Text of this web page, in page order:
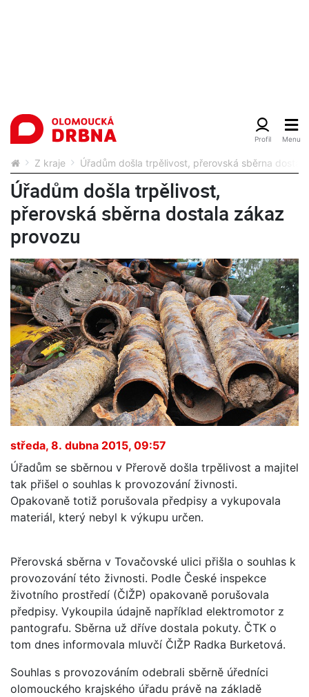
Z kraje Úřadům došla trpělivost, přerovská sběrna
Úřadům došla trpělivost,
přerovská sběrna dostala zákaz
provozu
středa, 8. dubna 2015, 09:57
Úřadům se sběrnou v Přerově došla trpělivost a majitel
tak přišel o souhlas k provozování živnosti.
Opakovaně totiž porušovala předpisy a vykupovala
materiál, který nebyl k výkupu určen.
Přerovská sběrna v Tovačovské ulici přišla o souhlas k
provozování této živnosti. Podle České inspekce
životního prostředí (ČIŽP) opakovaně porušovala
předpisy. Vykoupila údajně například elektromotor z
pantografu. Sběrna už dříve dostala pokuty. ČTK o
tom dnes informovala mluvčí ČIŽP Radka Burketová.
Souhlas s provozováním odebrali sběrně úředníci
olomouckého krajského úřadu právě na základě